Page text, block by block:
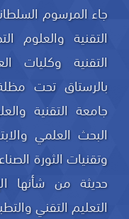
التقنية والعلوم
التقنية وكليات
بالرستاق تحت
جامعة التقنية
البحث العلمي
وتقنيات الثورة
حديثة من شأنها
التعليم التقني